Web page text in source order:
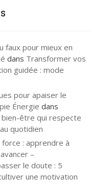
faux pour mieux en
dans Transformer vos
guidée : mode
pour apaiser le
Énergie dans
être qui respecte
quotidien
: apprendre à
–
le doute : 5
une motivation